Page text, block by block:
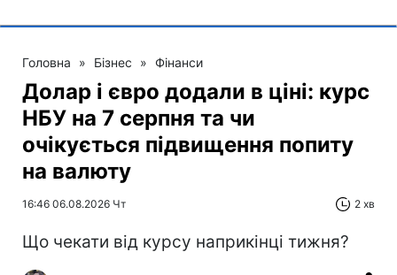
Головна » Бізнес » Фінанси
Долар і євро додали в ціні: курс
НБУ на 7 серпня та чи
очікується підвищення попиту
на валюту
16:46 06.08.2026 Чт 2 хв
Що чекати від курсу наприкінці тижня?